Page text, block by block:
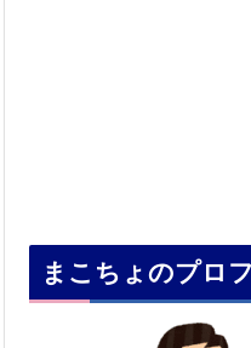
まこちょのプロ